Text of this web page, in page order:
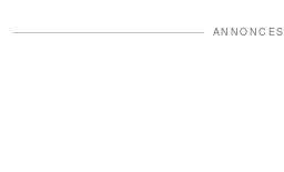
ANNONCES